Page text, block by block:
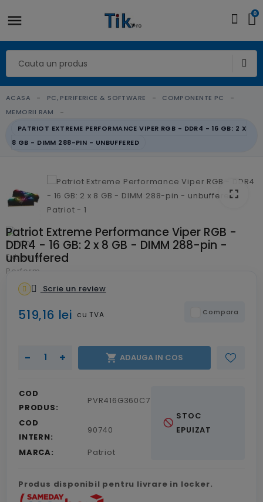
0
ACASA PC, PERIFERICE & SOFTWARE
COMPONENTE PC
MEMORII RAM
PATRIOT EXTREME PERFORMANCE VIPER RGB - DDR4 - 16 GB: 2 X
8 GB - DIMM 288-PIN - UNBUFFERED
fullscreen
fullscreen
Patriot Extreme Performance Viper RGB -
DDR4 - 16 GB: 2 x 8 GB - DIMM 288-pin -
unbuffered
Scrie un review
519,16 lei cu TVA Compara
- +  ADAUGA IN COS
COD
PRODUS:
PVR416G360C7
COD
INTERN:
90740
MARCA:
Patriot
not_interested
STOC
EPUIZAT
Produs disponibil pentru livrare in locker.